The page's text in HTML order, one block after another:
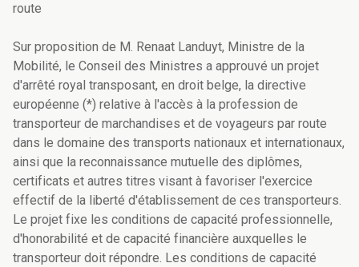
route
Sur proposition de M. Renaat Landuyt, Ministre de la
Mobilité, le Conseil des Ministres a approuvé un projet
d'arrêté royal transposant, en droit belge, la directive
européenne (*) relative à l'accès à la profession de
transporteur de marchandises et de voyageurs par route
dans le domaine des transports nationaux et internationaux,
ainsi que la reconnaissance mutuelle des diplômes,
certificats et autres titres visant à favoriser l'exercice
effectif de la liberté d'établissement de ces transporteurs.
Le projet fixe les conditions de capacité professionnelle,
d'honorabilité et de capacité financière auxquelles le
transporteur doit répondre. Les conditions de capacité